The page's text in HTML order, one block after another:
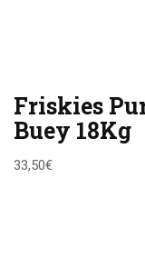
Friskies
Buey 18Kg
33,50€